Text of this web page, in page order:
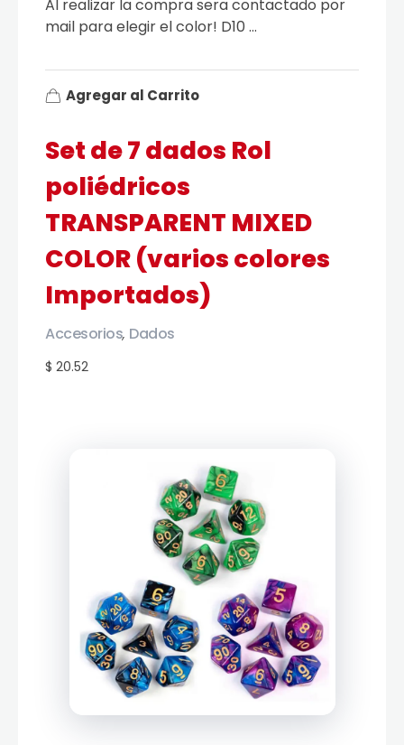
Set de 7 dados Rol
poliédricos
TRANSPARENT MIXED
COLOR (varios colores
Importados)
$ 20.52
Accesorios, Dados
Al realizar la compra sera contactado por
mail para elegir el color! D10 ...
Agregar al Carrito